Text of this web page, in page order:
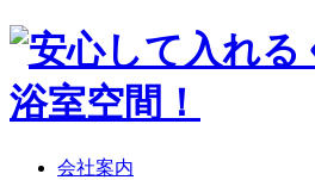
会社案内